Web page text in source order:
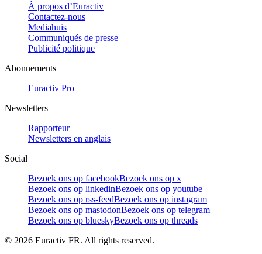
À propos d’Euractiv
Contactez-nous
Mediahuis
Communiqués de presse
Publicité politique
Abonnements
Euractiv Pro
Newsletters
Rapporteur
Newsletters en anglais
Social
Bezoek ons op facebookBezoek ons op x
Bezoek ons op linkedinBezoek ons op youtube
Bezoek ons op rss-feedBezoek ons op instagram
Bezoek ons op mastodonBezoek ons op telegram
Bezoek ons op blueskyBezoek ons op threads
© 2026 Euractiv FR. All rights reserved.